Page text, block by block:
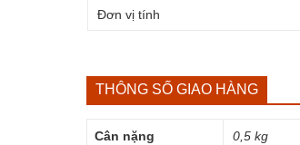
Đơn vị tính
THÔNG SỐ GIAO HÀNG
Cân nặng 0,5 kg